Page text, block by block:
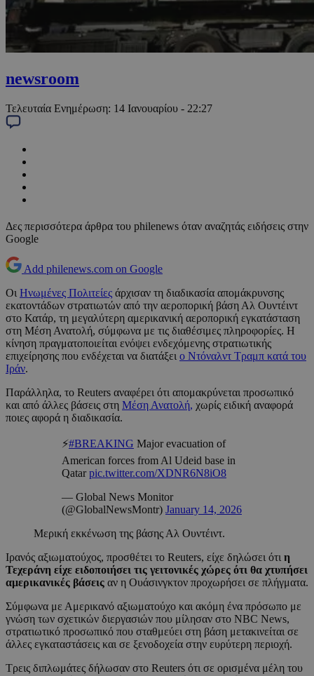
newsroom
Τελευταία Ενημέρωση: 14 Ιανουαρίου - 22:27
Δες περισσότερα άρθρα του philenews όταν αναζητάς ειδήσεις στην
Google
Add philenews.com on Google
Οι Ηνωμένες Πολιτείες άρχισαν τη διαδικασία απομάκρυνσης
εκατοντάδων στρατιωτών από την αεροπορική βάση Αλ Ουντέιντ
στο Κατάρ, τη μεγαλύτερη αμερικανική αεροπορική εγκατάσταση
στη Μέση Ανατολή, σύμφωνα με τις διαθέσιμες πληροφορίες. Η
κίνηση πραγματοποιείται ενόψει ενδεχόμενης στρατιωτικής
επιχείρησης που ενδέχεται να διατάξει ο Ντόναλντ Τραμπ κατά του
Ιράν.
Παράλληλα, το Reuters αναφέρει ότι απομακρύνεται προσωπικό
και από άλλες βάσεις στη Μέση Ανατολή, χωρίς ειδική αναφορά
ποιες αφορά η διαδικασία.
⚡️#BREAKING Major evacuation of
American forces from Al Udeid base in
Qatarpic.twitter.com/XDNR6N8iO8
— Global News Monitor
(@GlobalNewsMontr) January 14, 2026
Μερική εκκένωση της βάσης Αλ Ουντέιντ.
Ιρανός αξιωματούχος, προσθέτει το Reuters, είχε δηλώσει ότι η
Τεχεράνη είχε ειδοποιήσει τις γειτονικές χώρες ότι θα χτυπήσει
αμερικανικές βάσεις αν η Ουάσινγκτον προχωρήσει σε πλήγματα.
Σύμφωνα με Αμερικανό αξιωματούχο και ακόμη ένα πρόσωπο με
γνώση των σχετικών διεργασιών που μίλησαν στο NBC News,
στρατιωτικό προσωπικό που σταθμεύει στη βάση μετακινείται σε
άλλες εγκαταστάσεις και σε ξενοδοχεία στην ευρύτερη περιοχή.
Τρεις διπλωμάτες δήλωσαν στο Reuters ότι σε ορισμένα μέλη του